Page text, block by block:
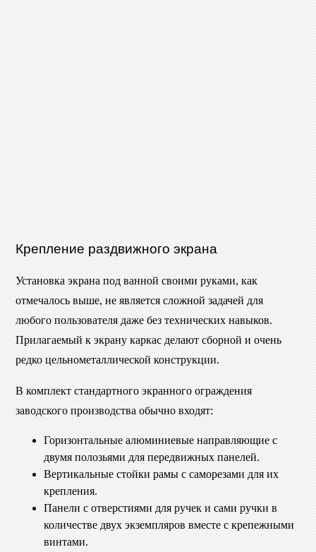
Крепление раздвижного экрана
Установка экрана под ванной своими руками, как
отмечалось выше, не является сложной задачей для
любого пользователя даже без технических навыков.
Прилагаемый к экрану каркас делают сборной и очень
редко цельнометаллической конструкции.
В комплект стандартного экранного ограждения
заводского производства обычно входят:
Горизонтальные алюминиевые направляющие с
двумя полозьями для передвижных панелей.
Вертикальные стойки рамы с саморезами для их
крепления.
Панели с отверстиями для ручек и сами ручки в
количестве двух экземпляров вместе с крепежными
винтами.